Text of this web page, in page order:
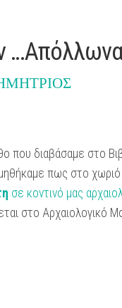
που διαβάσαμε στο
πως στο
σε κοντινό μας
στο Αρχαιολογικό